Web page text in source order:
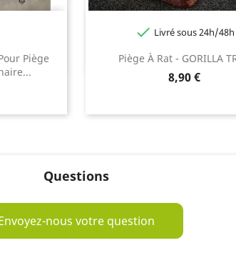
Piège
Piège À Rat - GORILLA
Prix
8,90 €
 Livré sous 24h/48h
Questions
nous votre question